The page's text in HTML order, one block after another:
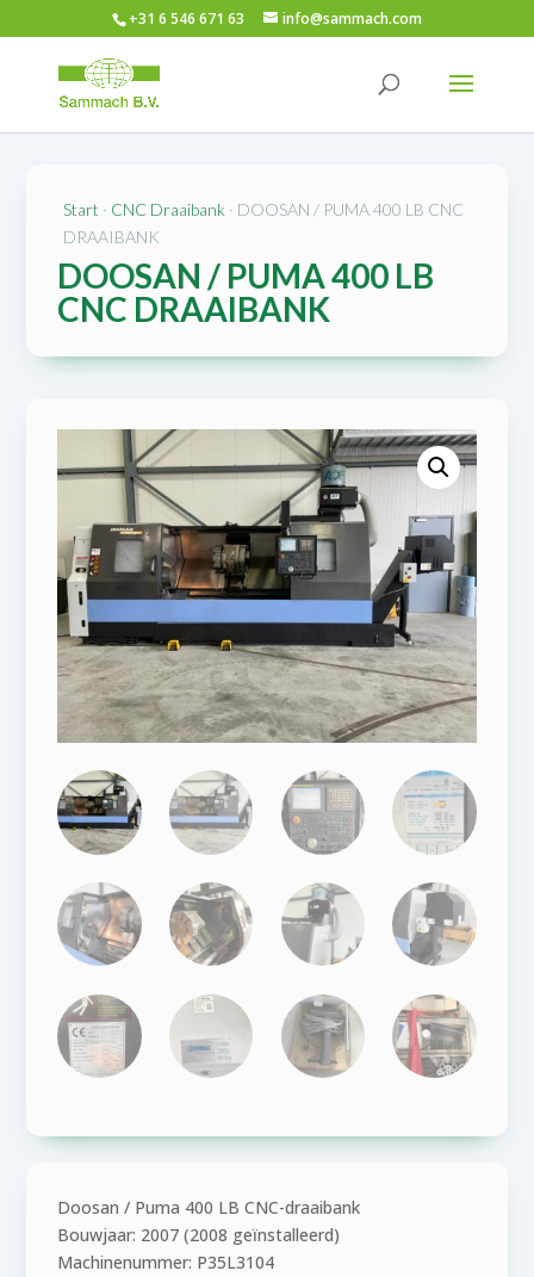
+31 6 546 671 63 info@sammach.com
SOLD/VERKOCHT
Start · CNC Draaibank · DOOSAN / PUMA 400 LB CNC
DRAAIBANK
DOOSAN / PUMA 400 LB
CNC DRAAIBANK
Doosan / Puma 400 LB CNC-draaibank
Bouwjaar: 2007 (2008 geïnstalleerd)
Machinenummer: P35L3104